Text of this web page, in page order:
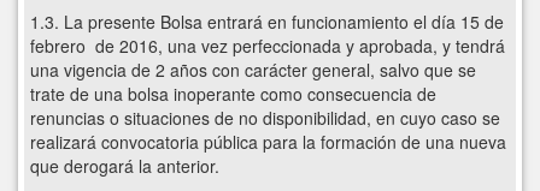
1.3. La presente Bolsa entrará en funcionamiento el día 15 de
febrero de 2016, una vez perfeccionada y aprobada, y tendrá
una vigencia de 2 años con carácter general, salvo que se
trate de una bolsa inoperante como consecuencia de
renuncias o situaciones de no disponibilidad, en cuyo caso se
realizará convocatoria pública para la formación de una nueva
que derogará la anterior.